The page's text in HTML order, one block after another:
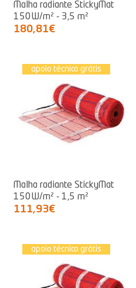
Malha radiante StickyMat
150W/m² - 3,5 m²
180,81€
apoio técnico grátis
Malha radiante StickyMat
150W/m² - 1,5 m²
111,93€
apoio técnico grátis